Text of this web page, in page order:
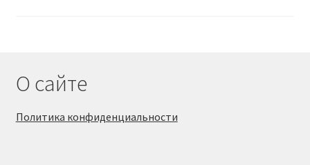
О сайте
Политика конфиденциальности